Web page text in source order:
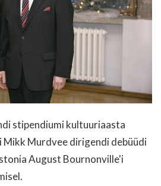
stipendiumi kultuuriaasta
Mikk Murdvee dirigendi debüüdi
August Bournonville'i